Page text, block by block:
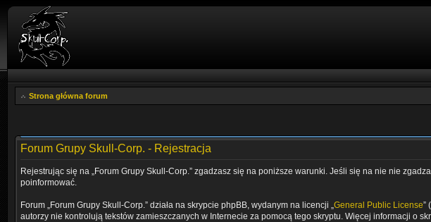
Strona główna forum
Forum Grupy Skull-Corp. - Rejestracja
Rejestrując się na „Forum Grupy Skull-Corp.” zgadzasz się na poniższe warunki. Jeśli się na nie nie
poinformować.
Forum „Forum Grupy Skull-Corp.” działa na skrypcie phpBB, wydanym na licencji „ General Public License”
autorzy nie kontrolują tekstów zamieszczanych w Internecie za pomocą tego skryptu. Więcej informacji o